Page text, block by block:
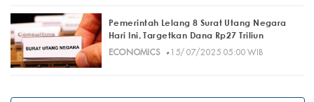
Pemerintah Lelang 8 Surat Utang Negara
Hari Ini, Targetkan Dana Rp27 Triliun
ECONOMICS· 15/07/2025 05:00 WIB